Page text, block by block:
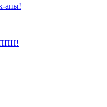
апы!
ППН!